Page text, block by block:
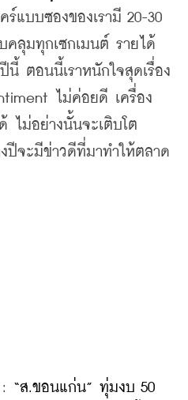
ร์แบบซองของเรามี 20-30
คลุมทุกเซกเมนต์ รายได้
นี้ ตอนนี้เราหนักใจสุดเรื่อง
ไม่ค่อยดี เครื่อง
ไม่อย่างนั้นจะเติบโต
ปีจะมีข่าวดีที่มาทำให้ตลาด
“ส.ขอนแก่น” ทุ่มงบ 50